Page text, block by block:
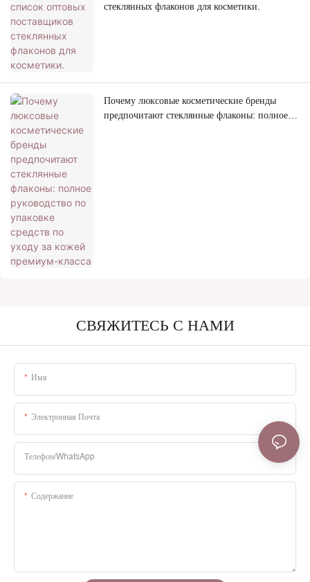
стеклянных флаконов для косметики.
Почему люксовые косметические бренды
предпочитают стеклянные флаконы: полное
СВЯЖИТЕСЬ С НАМИ
Имя
Электронная Почта
Телефон/WhatsApp
Содержание